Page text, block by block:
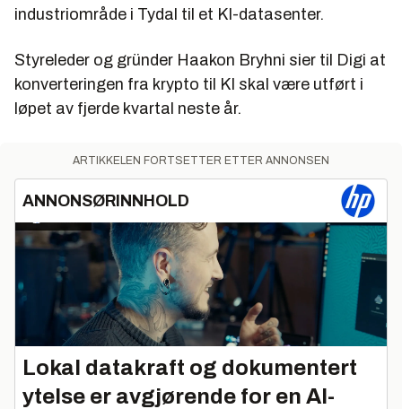
industriområde i Tydal til et KI-datasenter.
Styreleder og gründer Haakon Bryhni sier til Digi at
konverteringen fra krypto til KI skal være utført i
løpet av fjerde kvartal neste år.
ARTIKKELEN FORTSETTER ETTER ANNONSEN
ANNONSØRINNHOLD
Lokal datakraft og dokumentert
ytelse er avgjørende for en AI-